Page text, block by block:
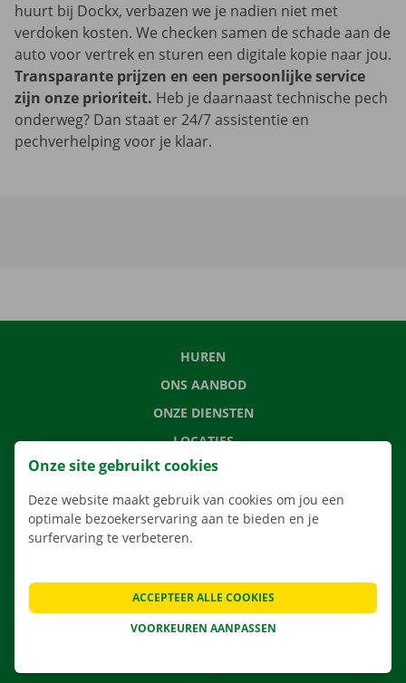
huurt bij Dockx, verbazen we je nadien niet met
verdoken kosten. We checken samen de schade aan de
auto voor vertrek en sturen een digitale kopie naar jou.
Transparante prijzen en een persoonlijke service
zijn onze prioriteit. Heb je daarnaast technische pech
onderweg? Dan staat er 24/7 assistentie en
pechverhelping voor je klaar.
HUREN
ONS AANBOD
ONZE DIENSTEN
LOCATIES
APP
VERHUISOPLOSSINGEN
CONTACTEER ONS
VEELGESTELDE VRAGEN
Onze site gebruikt cookies
Deze website maakt gebruik van cookies om jou een
optimale bezoekerservaring aan te bieden en je
surfervaring te verbeteren.
VOORKEUREN AANPASSEN
ACCEPTEER ALLE COOKIES